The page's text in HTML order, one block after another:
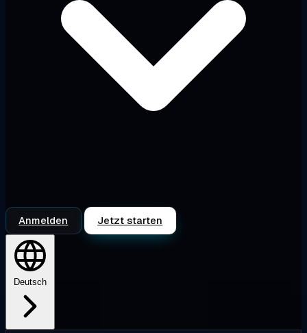
Anmelden Jetzt starten
Deutsch